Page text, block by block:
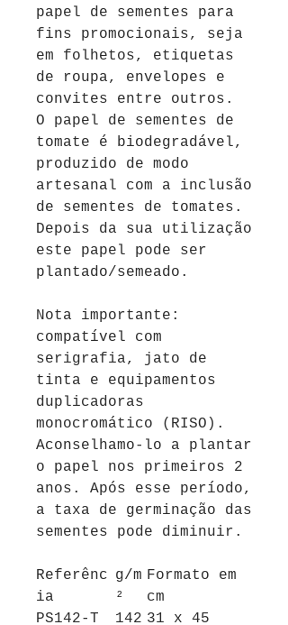
papel de sementes para
fins promocionais, seja
em folhetos, etiquetas
de roupa, envelopes e
convites entre outros.
O papel de sementes de
tomate é biodegradável,
produzido de modo
artesanal com a inclusão
de sementes de tomates.
Depois da sua utilização
este papel pode ser
plantado/semeado.
Nota importante :
compatível com
serigrafia, jato de
tinta e equipamentos
duplicadoras
monocromático (RISO).
Aconselhamo-lo a plantar
o papel nos primeiros 2
anos. Após esse período,
a taxa de germinação das
sementes pode diminuir.
Referênc
ia
g/m
²
Formato em
cm
PS142-T 142 31 x 45